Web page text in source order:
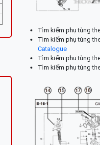
Tìm kiếm phụ tùng
Tìm kiếm phụ tùng
Catalogue
Tìm kiếm phụ tùng
Tìm kiếm phụ tùng